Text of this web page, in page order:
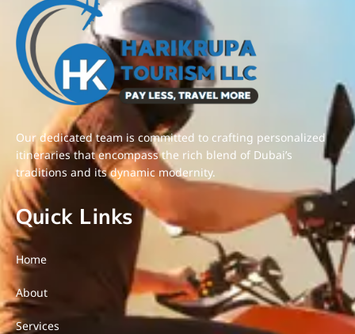
Our dedicated team is committed to crafting personalized
itineraries that encompass the rich blend of Dubai’s
traditions and its dynamic modernity.
Quick Links
Home
About
Services